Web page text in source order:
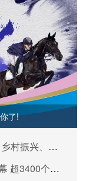
了!
第九届“发展富硒功能农业，助力乡村振兴、健康中国建设”高峰论
第六届中国国际消费品博览会开幕 超3400个品牌参展